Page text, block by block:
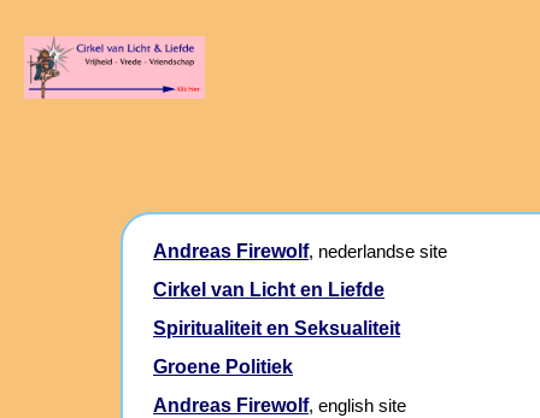
Andreas Firewolf, nederlandse site
Cirkel van Licht en Liefde
Spiritualiteit en Seksualiteit
Groene Politiek
Andreas Firewolf, english site